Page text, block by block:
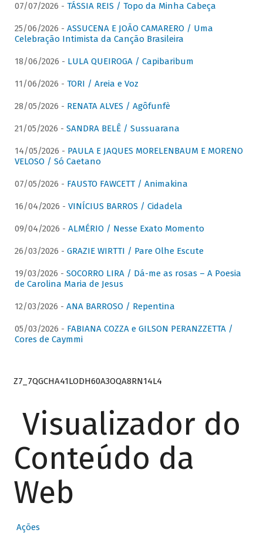
07/07/2026 - TÁSSIA REIS / Topo da Minha Cabeça
25/06/2026 - ASSUCENA E JOÃO CAMARERO / Uma
Celebração Intimista da Canção Brasileira
18/06/2026 - LULA QUEIROGA / Capibaribum
11/06/2026 - TORI / Areia e Voz
28/05/2026 - RENATA ALVES / Agôfunfè
21/05/2026 - SANDRA BELÊ / Sussuarana
14/05/2026 - PAULA E JAQUES MORELENBAUM E MORENO
VELOSO / Só Caetano
07/05/2026 - FAUSTO FAWCETT / Animakina
16/04/2026 - VINÍCIUS BARROS / Cidadela
09/04/2026 - ALMÉRIO / Nesse Exato Momento
26/03/2026 - GRAZIE WIRTTI / Pare Olhe Escute
19/03/2026 - SOCORRO LIRA / Dá-me as rosas – A Poesia
de Carolina Maria de Jesus
12/03/2026 - ANA BARROSO / Repentina
05/03/2026 - FABIANA COZZA e GILSON PERANZZETTA /
Cores de Caymmi
Z7_7QGCHA41LODH60A3OQA8RN14L4
Visualizador do
Conteúdo da
Web
Ações